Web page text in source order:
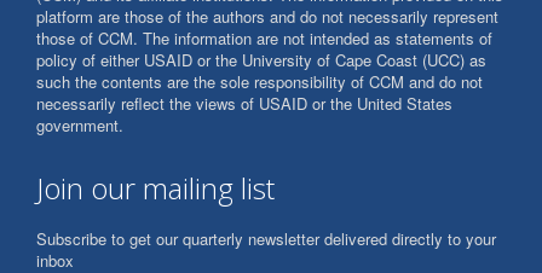
platform are those of the authors and do not necessarily represent
those of CCM. The information are not intended as statements of
policy of either USAID or the University of Cape Coast (UCC) as
such the contents are the sole responsibility of CCM and do not
necessarily reflect the views of USAID or the United States
government.
Join our mailing list
Subscribe to get our quarterly newsletter delivered directly to your
inbox